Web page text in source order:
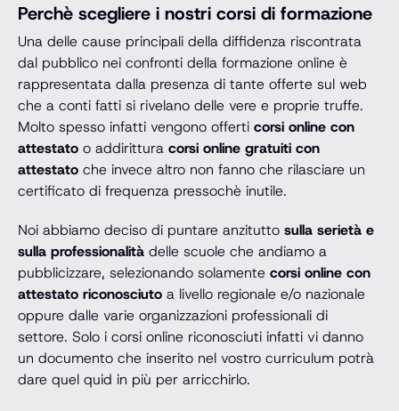
Perchè scegliere i nostri corsi di formazione
Una delle cause principali della diffidenza riscontrata
dal pubblico nei confronti della formazione online è
rappresentata dalla presenza di tante offerte sul web
che a conti fatti si rivelano delle vere e proprie truffe.
Molto spesso infatti vengono offerti corsi online con
attestato o addirittura corsi online gratuiti con
attestato che invece altro non fanno che rilasciare un
certificato di frequenza pressochè inutile.
Noi abbiamo deciso di puntare anzitutto sulla serietà e
sulla professionalità delle scuole che andiamo a
pubblicizzare, selezionando solamente corsi online con
attestato riconosciuto a livello regionale e/o nazionale
oppure dalle varie organizzazioni professionali di
settore. Solo i corsi online riconosciuti infatti vi danno
un documento che inserito nel vostro curriculum potrà
dare quel quid in più per arricchirlo.